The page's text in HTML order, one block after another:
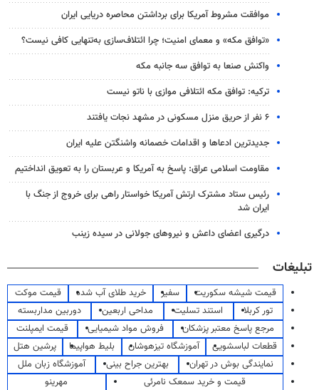
موافقت مشروط آمریکا برای برداشتن محاصره دریایی ایران
«توافق مکه» و معمای امنیت؛ چرا ائتلاف‌سازی به‌تنهایی کافی نیست؟
واکنش صنعا به توافق سه جانبه مکه
ترکیه: توافق مکه ائتلافی موازی با ناتو نیست
۶ نفر از حریق منزل مسکونی در مشهد نجات یافتند
جدیدترین ادعاها و اقدامات خصمانه واشنگتن علیه ایران
مقاومت اسلامی عراق: پاسخ به آمریکا و عربستان را به تعویق انداختیم
رئیس ستاد مشترک ارتش آمریکا خواستار راهی برای خروج از جنگ با
ایران شد
درگیری اعضای داعش و نیروهای جولانی در سیده زینب
تبلیغات
قیمت شیشه سکوریت سفیر خرید طلای آب شده
قیمت موکت
تور کربلا
استند تسلیت مداحی اربعین
دوربین مداربسته
مرجع پاسخ معتبر پزشکان
فروش مواد شیمیایی
قیمت ایمپلنت
قطعات لباسشویی
آموزشگاه تیزهوشان بلیط هواپیما
پرشین هتل
نمایندگی بوش در تهران
بهترین جراح بینی
آموزشگاه زبان ملل
قیمت و خرید سمعک نامرئی
مهرینو